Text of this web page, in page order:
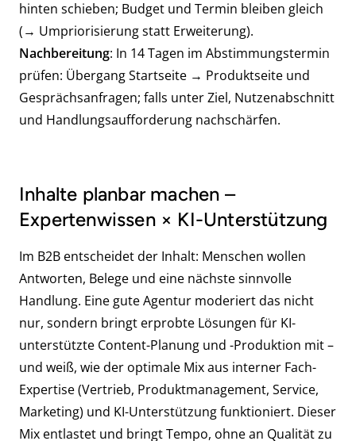
hinten schieben; Budget und Termin bleiben gleich
(→ Umpriorisierung statt Erweiterung).
Nachbereitung: In 14 Tagen im Abstimmungstermin
prüfen: Übergang Startseite → Produktseite und
Gesprächsanfragen; falls unter Ziel, Nutzenabschnitt
und Handlungsaufforderung nachschärfen.
Inhalte planbar machen –
Expertenwissen × KI-Unterstützung
Im B2B entscheidet der Inhalt: Menschen wollen
Antworten, Belege und eine nächste sinnvolle
Handlung. Eine gute Agentur moderiert das nicht
nur, sondern bringt erprobte Lösungen für KI-
unterstützte Content-Planung und -Produktion mit –
und weiß, wie der optimale Mix aus interner Fach-
Expertise (Vertrieb, Produktmanagement, Service,
Marketing) und KI-Unterstützung funktioniert. Dieser
Mix entlastet und bringt Tempo, ohne an Qualität zu